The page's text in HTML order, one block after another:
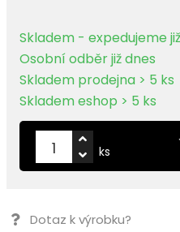
Skladem - expedujeme
Osobní odběr již dnes
Skladem prodejna > 5 ks
Skladem eshop > 5 ks
ks
Dotaz k výrobku?